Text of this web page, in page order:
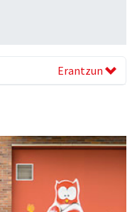
Erantzun